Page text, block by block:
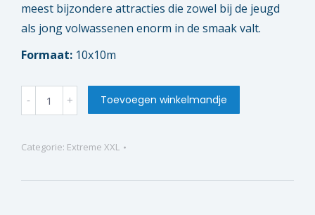
meest bijzondere attracties die zowel bij de jeugd
als jong volwassenen enorm in de smaak valt.
Formaat: 10x10m
Tower
jump
Toevoegen winkelmandje
Categorie: Extreme XXL